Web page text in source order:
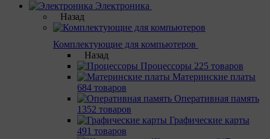
Электроника
Назад
Комплектующие для компьютеров
Назад
Процессоры 225 товаров
Материнcкие платы
684 товаров
Оперативная память
1352 товаров
Графические карты
491 товаров